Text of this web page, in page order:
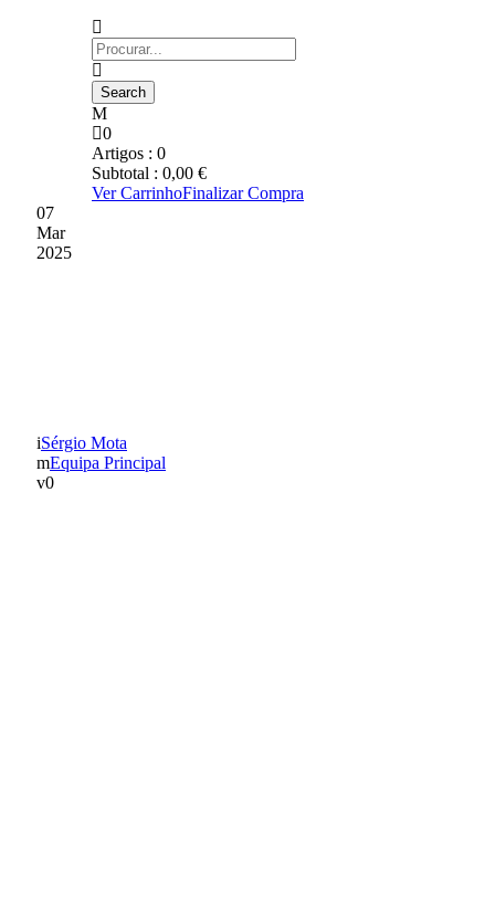
0
Artigos : 0
Subtotal : 0,00 €
Ver CarrinhoFinalizar Compra
07
Mar
2025
Sérgio Mota
Equipa Principal
0